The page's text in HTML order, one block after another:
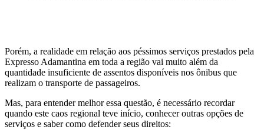
Porém, a realidade em relação aos péssimos serviços prestados pela
Expresso Adamantina em toda a região vai muito além da
quantidade insuficiente de assentos disponíveis nos ônibus que
realizam o transporte de passageiros.
Mas, para entender melhor essa questão, é necessário recordar
quando este caos regional teve início, conhecer outras opções de
serviços e saber como defender seus direitos: